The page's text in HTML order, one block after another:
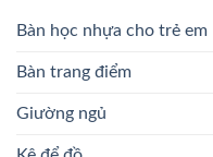
Bàn học nhựa cho trẻ em
Bàn trang điểm
Giường ngủ